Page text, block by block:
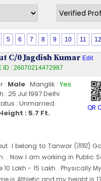
5 6 7 8 9 10 11 12
C/0 Jagdish Kumar Edit
ID : 26070214472987
: MaleManglik : Yes
: 25 Jul 1997 Delhi
: Unmarried
: 5.7 Ft.
QR
I belong to Tanwar (तंवर)
. Now I am working in Public
Lakh - 15 Lakh . Physically